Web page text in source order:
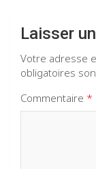
Laisser
Votre adresse
obligatoires
Commentaire *